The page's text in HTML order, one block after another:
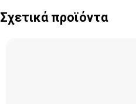
Σχετικά προϊόντα